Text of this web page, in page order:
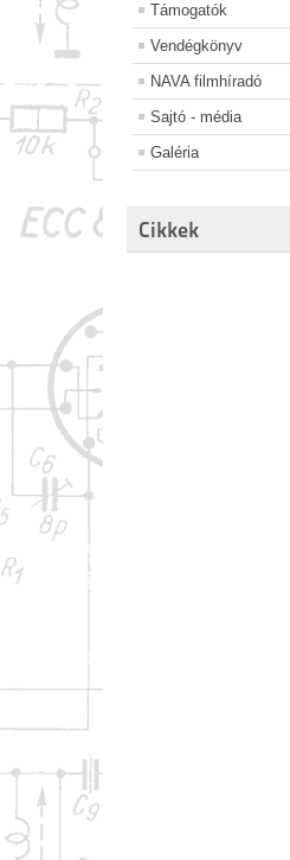
Támogatók
Vendégkönyv
NAVA filmhíradó
Sajtó - média
Galéria
Cikkek